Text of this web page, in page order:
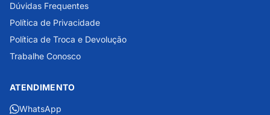
Dúvidas Frequentes
Política de Privacidade
Política de Troca e Devolução
Trabalhe Conosco
ATENDIMENTO
WhatsApp